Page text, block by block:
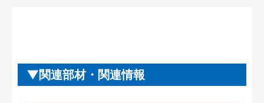
関連部材・関連情報